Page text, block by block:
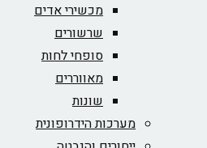
מכשירי אדים
שרשורים
סופחי לחות
מאווררים
שונות
מערכות הידרופונית